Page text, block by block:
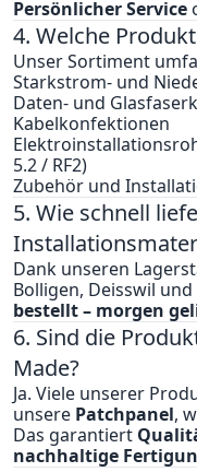
Persönlicher Service
4. Welche
Unser Sortiment
Starkstrom- und
Daten- und
Kabelkonfektionen
5.2 / RF2)
Zubehör und
5. Wie schnell
Dank unseren
Bolligen, Deisswil
bestellt – morgen
6. Sind die
Made?
Ja. Viele unserer
unsere Patchpanel,
Das garantiert
nachhaltige